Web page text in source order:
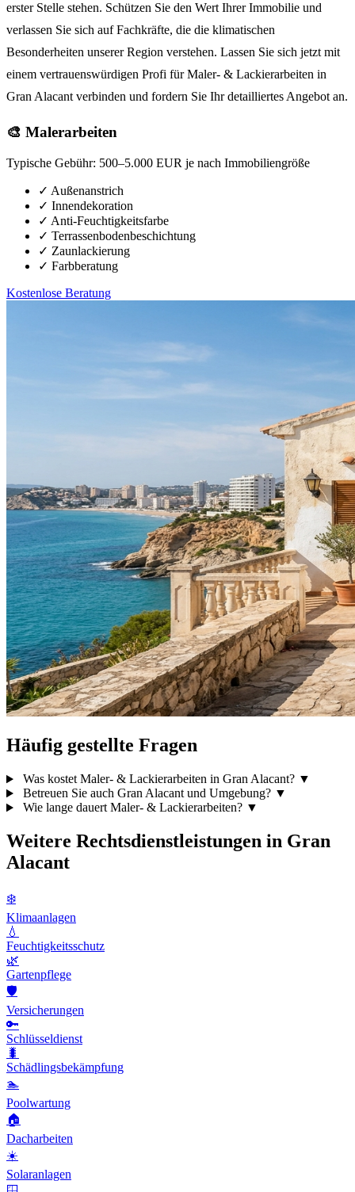
erster Stelle stehen. Schützen Sie den Wert Ihrer Immobilie und
verlassen Sie sich auf Fachkräfte, die die klimatischen
Besonderheiten unserer Region verstehen. Lassen Sie sich jetzt mit
einem vertrauenswürdigen Profi für Maler- & Lackierarbeiten in
Gran Alacant verbinden und fordern Sie Ihr detailliertes Angebot an.
🎨 Malerarbeiten
Typische Gebühr: 500–5.000 EUR je nach Immobiliengröße
✓ Außenanstrich
✓ Innendekoration
✓ Anti-Feuchtigkeitsfarbe
✓ Terrassenbodenbeschichtung
✓ Zaunlackierung
✓ Farbberatung
Kostenlose Beratung
Häufig gestellte Fragen
Was kostet Maler- & Lackierarbeiten in Gran Alacant? ▼
Betreuen Sie auch Gran Alacant und Umgebung? ▼
Wie lange dauert Maler- & Lackierarbeiten? ▼
Weitere Rechtsdienstleistungen in Gran
Alacant
❄️
Klimaanlagen
💧
Feuchtigkeitsschutz
🌿
Gartenpflege
🛡️
Versicherungen
🔑
Schlüsseldienst
🐛
Schädlingsbekämpfung
🏊
Poolwartung
🏠
Dacharbeiten
☀️
Solaranlagen